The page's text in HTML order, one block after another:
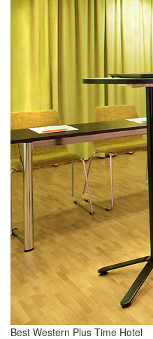
Best Western Plus Time Hotel